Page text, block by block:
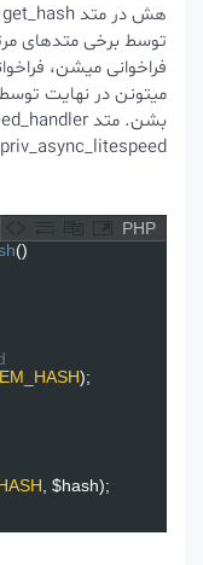
هش در متد
توسط برخی متدهای مرتبط
فراخوانی میشن،
بشن. متد
::ITEM_HASH
, $hash